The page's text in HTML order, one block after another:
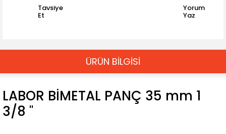
Tavsiye
Et
Yorum
Yaz
ÜRÜN BİLGİSİ
LABOR BİMETAL PANÇ 35 mm 1
3/8 ''